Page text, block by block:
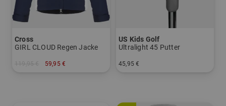
Cross
GIRL CLOUD Regen Jacke
59,95 €
US Kids Golf
Ultralight 45 Putter
45,95 €